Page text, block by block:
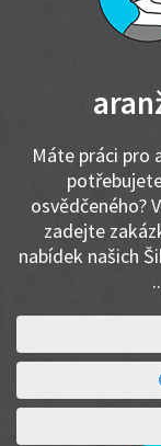
Máte práci pro
osvědčeného?
zadejte
nabídek našich